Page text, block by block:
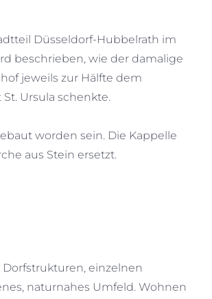
Düsseldorf-Hubbelrath im
beschrieben, wie der damalige
jeweils zur Hälfte dem
Ursula schenkte.
worden sein. Die Kappelle
aus Stein ersetzt.
einzelnen
naturnahes Umfeld. Wohnen